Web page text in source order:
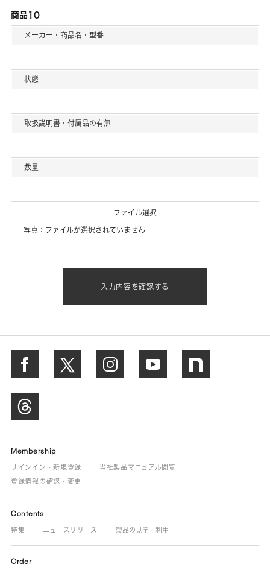
商品10
メーカー・商品名・型番
状態
取扱説明書・付属品の有無
数量
ファイル選択
写真：ファイルが選択されていません
入力内容を確認する
Membership
サインイン・新規登録
当社製品マニュアル閲覧
登録情報の確認・変更
Contents
特集 ニュースリリース 製品の見学・利用
Order